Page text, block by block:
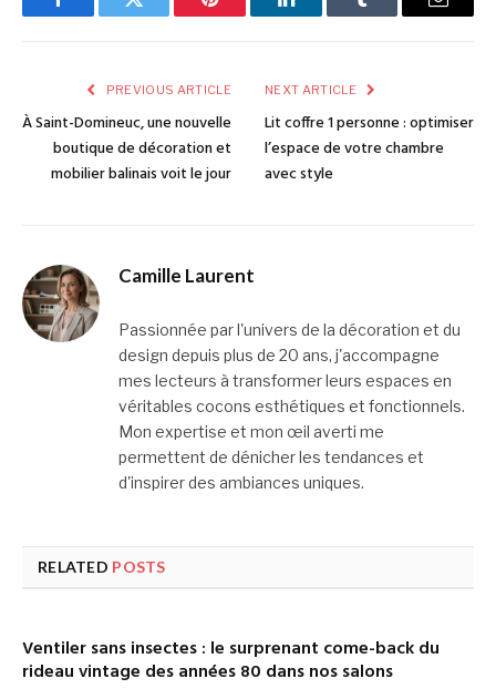
FacebookTwitter Pinterest LinkedInTumblr Email
PREVIOUS ARTICLE
À Saint-Domineuc, une nouvelle
boutique de décoration et
mobilier balinais voit le jour
NEXT ARTICLE
Lit coffre 1 personne : optimiser
l’espace de votre chambre
avec style
Camille Laurent
Passionnée par l'univers de la décoration et du
design depuis plus de 20 ans, j'accompagne
mes lecteurs à transformer leurs espaces en
véritables cocons esthétiques et fonctionnels.
Mon expertise et mon œil averti me
permettent de dénicher les tendances et
d'inspirer des ambiances uniques.
RELATED POSTS
Ventiler sans insectes : le surprenant come-back du
rideau vintage des années 80 dans nos salons